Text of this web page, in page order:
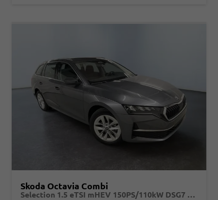
Skoda Octavia Combi
Selection 1.5 eTSI mHEV 150PS/110kW DSG7 2026 +AHK+SUNSET+3-ZONE+RFK+KESSY+EL.HECK+BHZ. LENKRAD